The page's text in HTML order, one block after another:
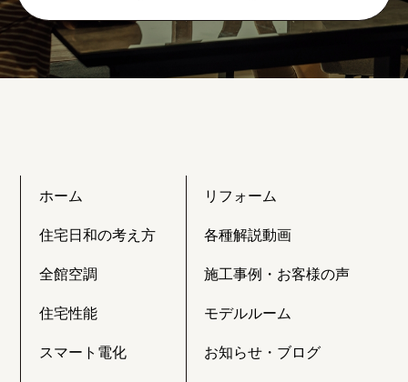
ホーム
住宅日和の考え方
全館空調
住宅性能
スマート電化
リフォーム
各種解説動画
施工事例・お客様の声
モデルルーム
お知らせ・ブログ